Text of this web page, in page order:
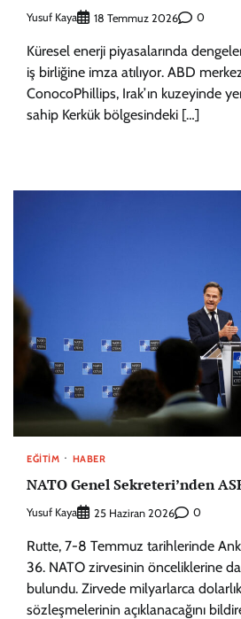
Yusuf Kaya 18 Temmuz 2026 0
Küresel enerji piyasalarında
iş birliğine imza atılıyor. ABD
ConocoPhillips, Irak’ın kuzeyinde
sahip Kerkük bölgesindeki […]
EĞITIM HABER
NATO Genel Sekreteri’nden
Yusuf Kaya 25 Haziran 2026 0
Rutte, 7-8 Temmuz tarihlerinde
36. NATO zirvesinin önceliklerine
bulundu. Zirvede milyarlarca
sözleşmelerinin açıklanacağını